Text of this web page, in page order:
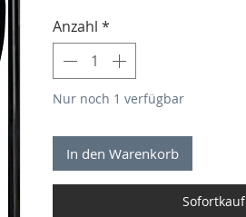
Anzahl *
Nur noch 1 verfügbar
In den Warenkorb
Sofortkauf